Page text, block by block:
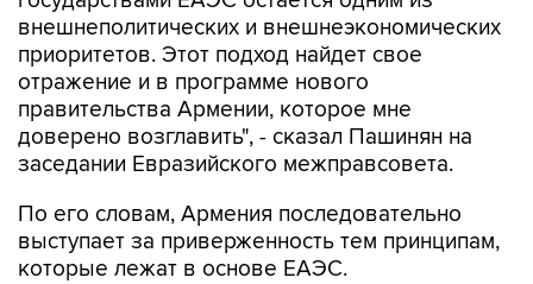
внешнеполитических и внешнеэкономических
приоритетов. Этот подход найдет свое
отражение и в программе нового
правительства Армении, которое мне
доверено возглавить", - сказал Пашинян на
заседании Евразийского межправсовета.
По его словам, Армения последовательно
выступает за приверженность тем принципам,
которые лежат в основе ЕАЭС.